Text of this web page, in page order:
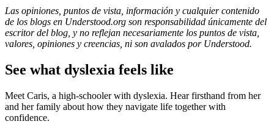
Las opiniones, puntos de vista, información y cualquier contenido
de los blogs en Understood.org son responsabilidad únicamente del
escritor del blog, y no reflejan necesariamente los puntos de vista,
valores, opiniones y creencias, ni son avalados por Understood.
See what dyslexia feels like
Meet Caris, a high-schooler with dyslexia. Hear firsthand from her
and her family about how they navigate life together with
confidence.